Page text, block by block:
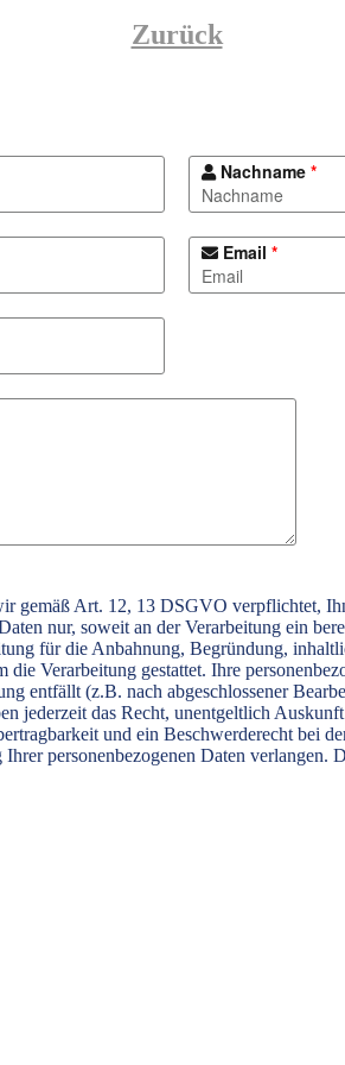
Zurück
Nachname *
Email *
Art. 12, 13 DSGVO verpflichtet,
nur, soweit an der Verarbeitung ein
für die Anbahnung, Begründung,
Verarbeitung gestattet. Ihre
entfällt (z.B. nach abgeschlossener
jederzeit das Recht, unentgeltlich
und ein Beschwerderecht bei
personenbezogenen Daten verlangen.